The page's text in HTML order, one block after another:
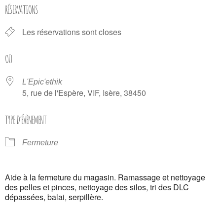
RÉSERVATIONS
Les réservations sont closes
OÙ
L'Epic'ethik
5, rue de l'Espère, VIF, Isère, 38450
TYPE D’ÉVÈNEMENT
Fermeture
Aide à la fermeture du magasin. Ramassage et nettoyage
des pelles et pinces, nettoyage des silos, tri des DLC
dépassées, balai, serpillère.